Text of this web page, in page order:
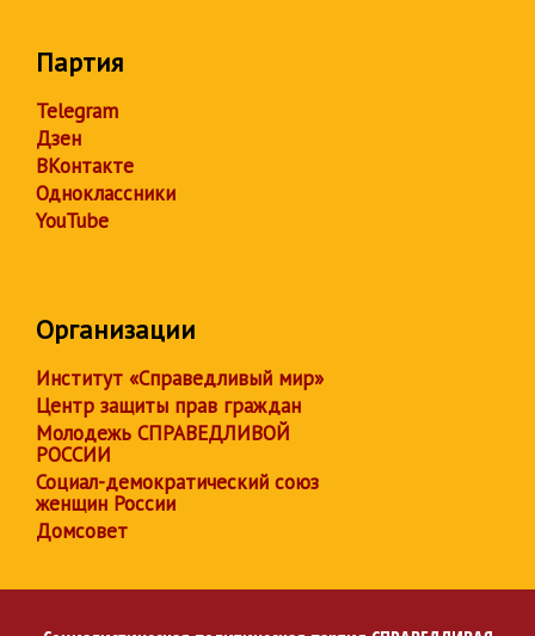
Партия
Telegram
Дзен
ВКонтакте
Одноклассники
YouTube
Организации
Институт «Справедливый мир»
Центр защиты прав граждан
Молодежь СПРАВЕДЛИВОЙ
РОССИИ
Социал-демократический союз
женщин России
Домсовет